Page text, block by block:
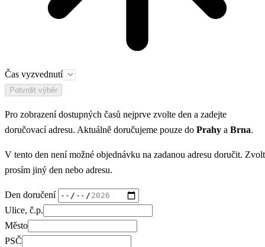
Čas vyzvednutí
Potvrdit výběr
Pro zobrazení dostupných časů nejprve zvolte den a zadejte
doručovací adresu. Aktuálně doručujeme pouze do Prahy a Brna.
V tento den není možné objednávku na zadanou adresu doručit.
prosím jiný den nebo adresu.
Den doručení
Ulice, č.p.
Město
PSČ